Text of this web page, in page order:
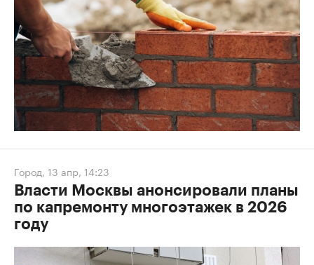
Город, 13 апр, 14:23
Власти Москвы анонсировали планы
по капремонту многоэтажек в 2026
году